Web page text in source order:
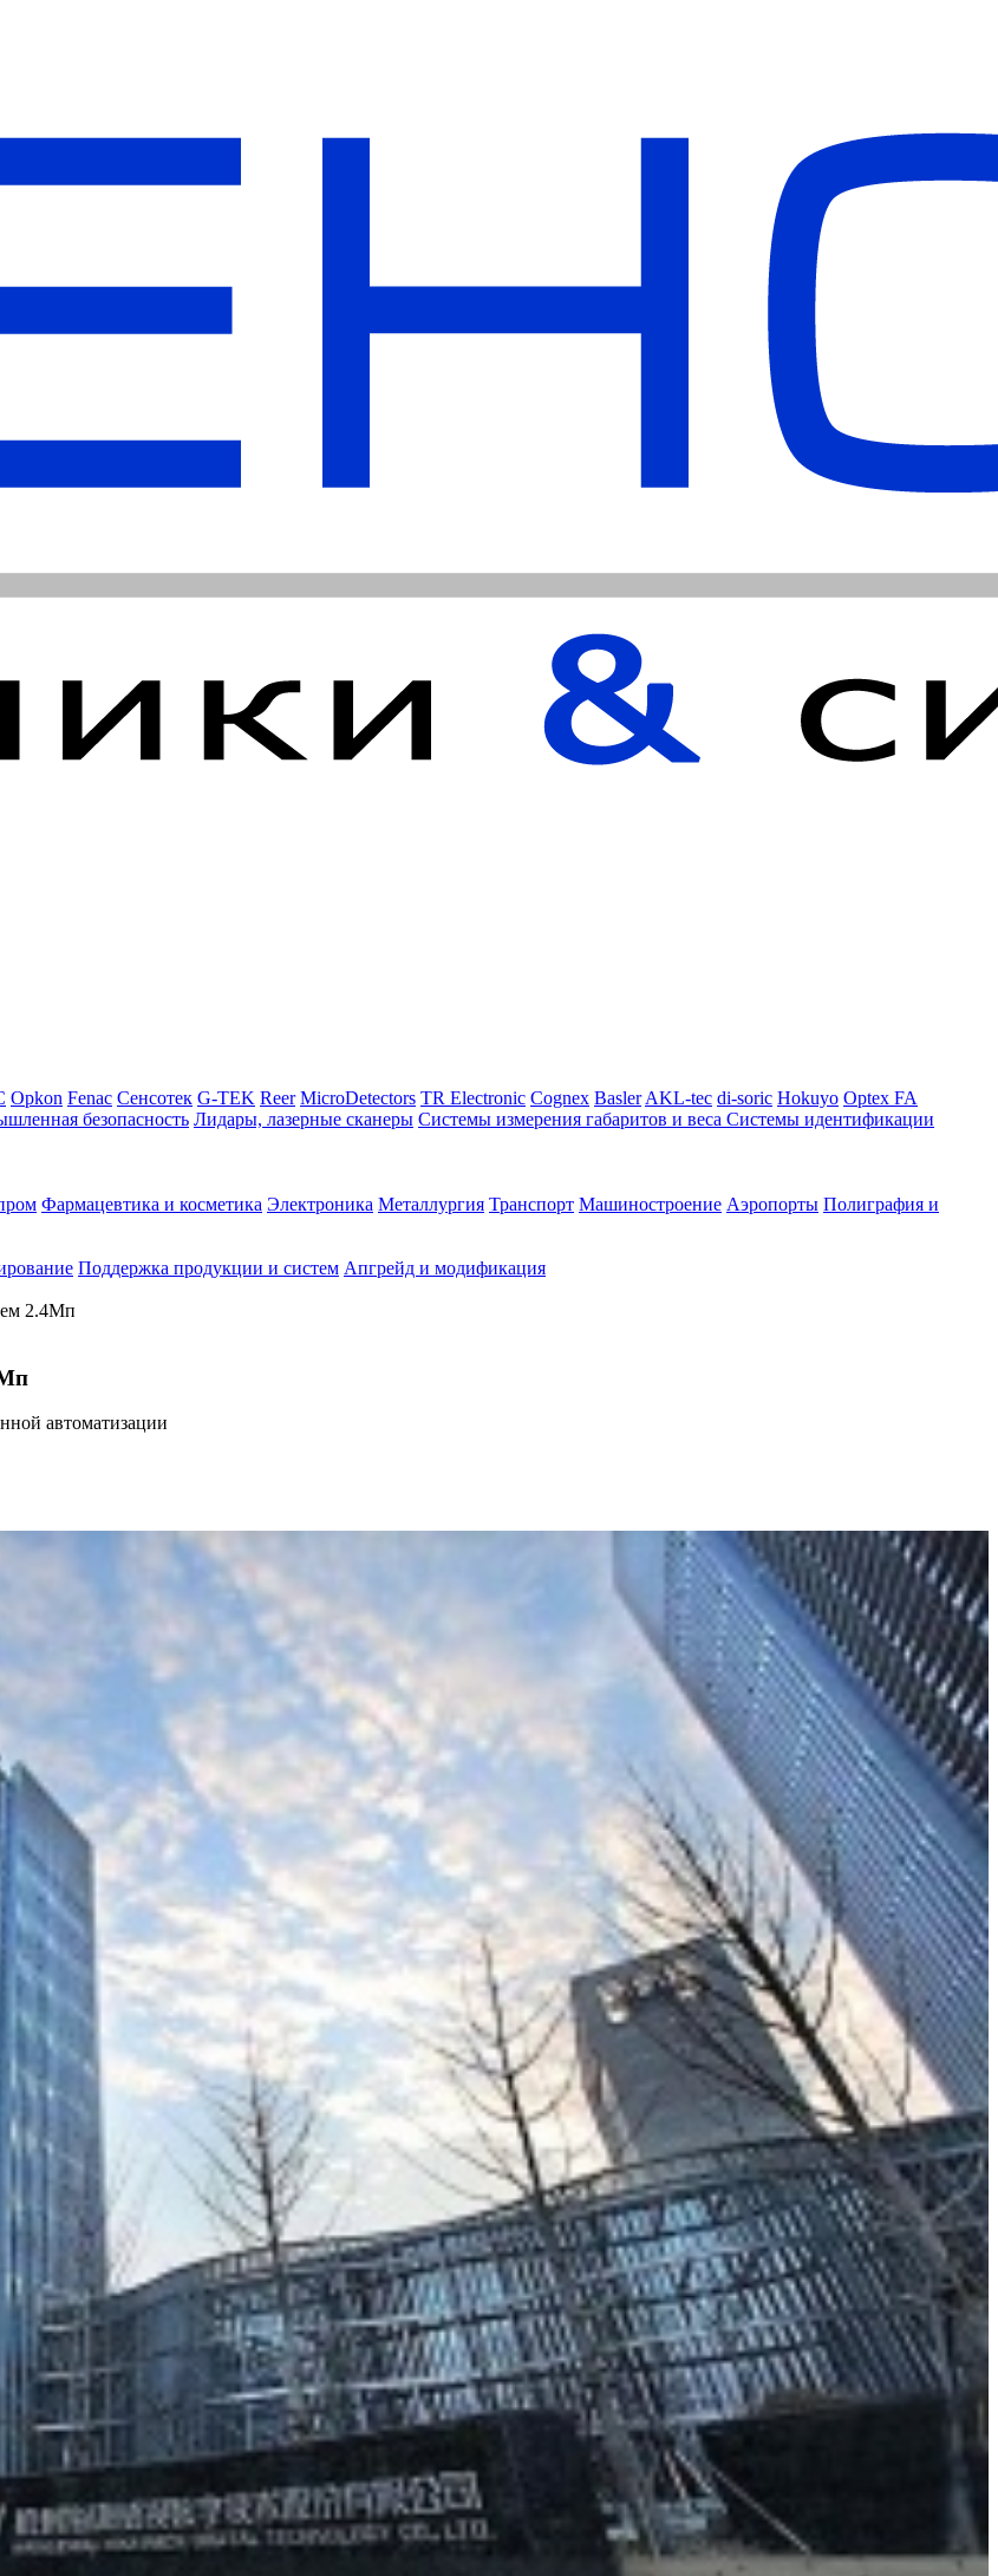
Opkon Fenac Сенсотек G-TEK Reer MicroDetectors TR Electronic Cognex Basler AKL-tec di-soric Hokuyo Optex FA
безопасность Лидары, лазерные сканеры Системы измерения габаритов и веса Системы идентификации
Фармацевтика и косметика Электроника Металлургия Транспорт Машиностроение Аэропорты Полиграфия и
Поддержка продукции и систем Апгрейд и модификация
2.4Мп
автоматизации